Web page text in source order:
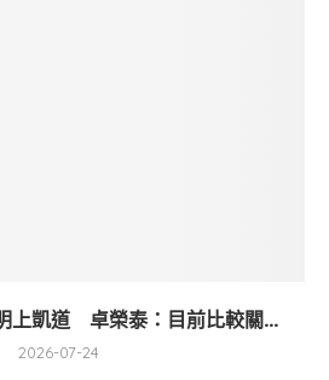
上凱道 卓榮泰：目前比較關...
2026-07-24